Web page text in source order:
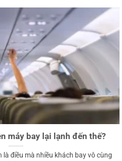
máy bay lại lạnh đến thế?
là điều mà nhiều khách bay vô cùng